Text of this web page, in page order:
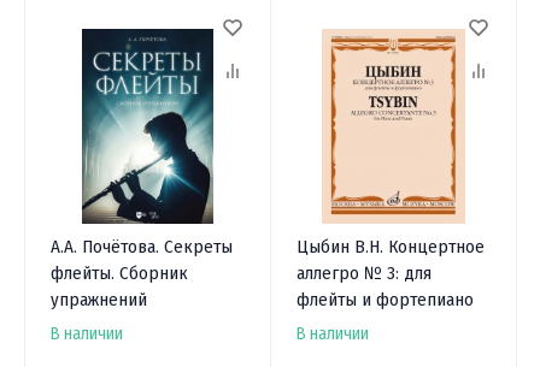
А.А. Почётова. Секреты
флейты. Сборник
упражнений
В наличии
Цыбин В.Н. Концертное
аллегро № 3: для
флейты и фортепиано
В наличии